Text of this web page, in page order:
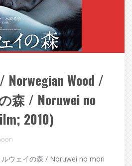
Norwegian Wood /
森 / Noruwei no
2010)
ウェイの森 / Noruwei no mori